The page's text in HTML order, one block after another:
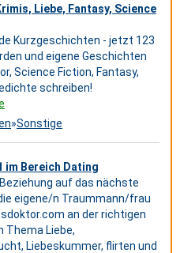
Liebe, Fantasy, Science
Kurzgeschichten - jetzt 123
und eigene Geschichten
Science Fiction, Fantasy,
schreiben!
»Sonstige
im Bereich Dating
auf das nächste
eigene/n Traummann/frau
an der richtigen
Thema Liebe,
Liebeskummer, flirten und